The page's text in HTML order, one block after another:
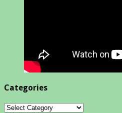
Categories
Categories